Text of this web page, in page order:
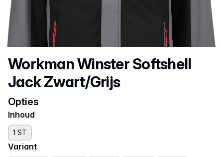
Productnaam
Workman Winster Softshell
Jack Zwart/Grijs
Opties
Inhoud
1 ST
Variant